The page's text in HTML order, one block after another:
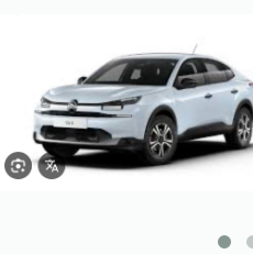
Klimalı Benzin
Rezervasyon Yap